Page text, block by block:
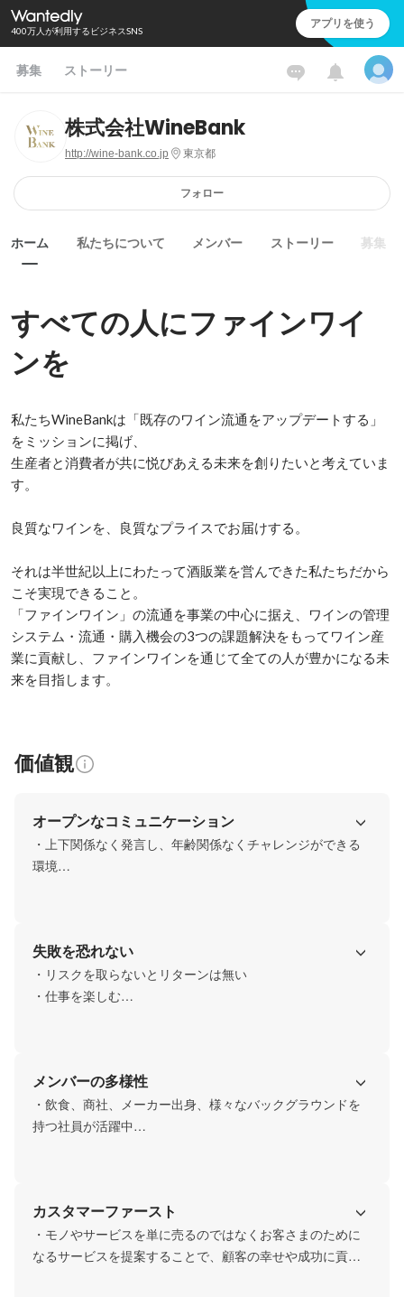
400万人が利用するビジネスSNS アプリを使う
募集 ストーリー
株式会社WineBank
http://wine-bank.co.jp 東京都
フォロー
ホーム 私たちについて メンバー ストーリー 募集
すべての人にファインワイ
ンを
私たちWineBankは「既存のワイン流通をアップデートする」
をミッションに掲げ、
生産者と消費者が共に悦びあえる未来を創りたいと考えていま
す。
良質なワインを、良質なプライスでお届けする。
それは半世紀以上にわたって酒販業を営んできた私たちだから
こそ実現できること。
「ファインワイン」の流通を事業の中心に据え、ワインの管理
システム・流通・購入機会の3つの課題解決をもってワイン産
業に貢献し、ファインワインを通じて全ての人が豊かになる未
来を目指します。
価値観
オープンなコミュニケーション
・上下関係なく発言し、年齢関係なくチャレンジができる
環境
にてそれぞれ仕事しています
失敗を恐れない
・リスクを取らないとリターンは無い
・仕事を楽しむ
メンバーの多様性
・飲食、商社、メーカー出身、様々なバックグラウンドを
持つ社員が活躍中
カスタマーファースト
・モノやサービスを単に売るのではなくお客さまのために
なるサービスを提案することで、顧客の幸せや成功に貢献